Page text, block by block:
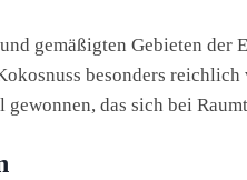
gemäßigten Gebieten
besonders
das sich bei